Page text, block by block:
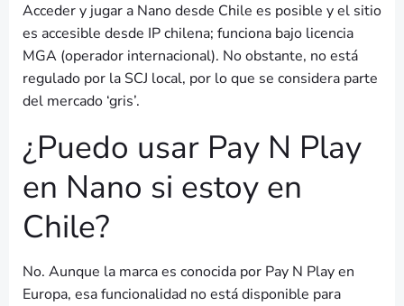
Acceder y jugar a Nano desde Chile es posible y el sitio
es accesible desde IP chilena; funciona bajo licencia
MGA (operador internacional). No obstante, no está
regulado por la SCJ local, por lo que se considera parte
del mercado ‘gris’.
¿Puedo usar Pay N Play
en Nano si estoy en
Chile?
No. Aunque la marca es conocida por Pay N Play en
Europa, esa funcionalidad no está disponible para